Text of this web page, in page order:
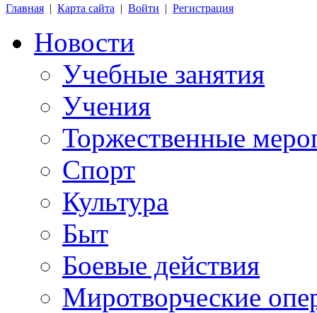
Главная | Карта сайта | Войти | Регистрация
Новости
Учебные занятия
Учения
Торжественные
Спорт
Культура
Быт
Боевые действия
Миротворческие